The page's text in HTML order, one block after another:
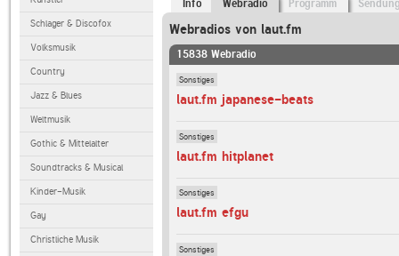
Schlager & Discofox
Volksmusik
Country
Jazz & Blues
Weltmusik
Gothic & Mittelalter
Soundtracks & Musical
Kinder-Musik
Gay
Christliche Musik
Info Webradio Programm
Webradios von laut.fm
15838 Webradio
Sonstiges
laut.fm japanese-beats
Sonstiges
laut.fm hitplanet
Sonstiges
laut.fm efgu
Sonstiges